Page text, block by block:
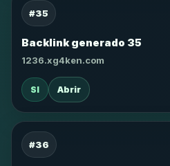
#35
Backlink generado 35
1236.xg4ken.com
SI Abrir
#36